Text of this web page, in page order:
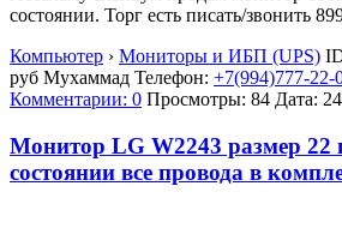
состоянии. Торг есть писать/звонить
Компьютер › Мониторы и ИБП (UPS)
руб Мухаммад Телефон: +7(994)777-22-
Комментарии: 0 Просмотры: 84 Дата:
Монитор LG W2243 размер 22
состоянии все провода в